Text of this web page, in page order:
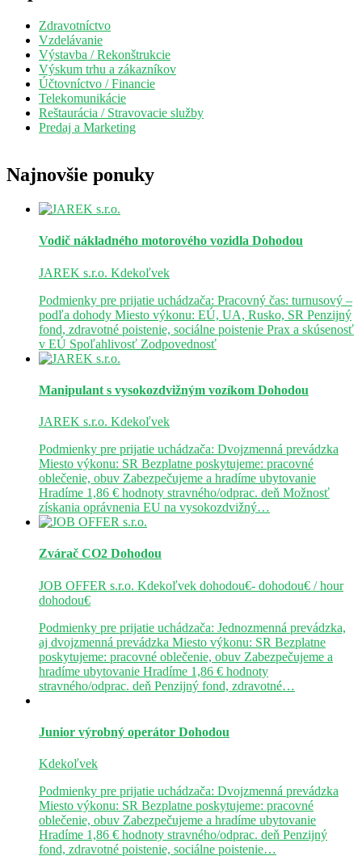
Zdravotníctvo
Vzdelávanie
Výstavba / Rekonštrukcie
Výskum trhu a zákazníkov
Účtovníctvo / Financie
Telekomunikácie
Reštaurácia / Stravovacie služby
Predaj a Marketing
Najnovšie ponuky
Vodič nákladného motorového vozidla Dohodou
JAREK s.r.o. Kdekoľvek
Podmienky pre prijatie uchádzača: Pracovný čas: turnusový –
podľa dohody Miesto výkonu: EÚ, UA, Rusko, SR Penzijný
fond, zdravotné poistenie, sociálne poistenie Prax a skúsenosť
v EÚ Spoľahlivosť Zodpovednosť
Manipulant s vysokozdvižným vozíkom Dohodou
JAREK s.r.o. Kdekoľvek
Podmienky pre prijatie uchádzača: Dvojzmenná prevádzka
Miesto výkonu: SR Bezplatne poskytujeme: pracovné
oblečenie, obuv Zabezpečujeme a hradíme ubytovanie
Hradíme 1,86 € hodnoty stravného/odprac. deň Možnosť
získania oprávnenia EU na vysokozdvižný…
Zvárač CO2 Dohodou
JOB OFFER s.r.o. Kdekoľvek dohodou€- dohodou€ / hour
dohodou€
Podmienky pre prijatie uchádzača: Jednozmenná prevádzka,
aj dvojzmenná prevádzka Miesto výkonu: SR Bezplatne
poskytujeme: pracovné oblečenie, obuv Zabezpečujeme a
hradíme ubytovanie Hradíme 1,86 € hodnoty
stravného/odprac. deň Penzijný fond, zdravotné…
Junior výrobný operátor Dohodou
Kdekoľvek
Podmienky pre prijatie uchádzača: Dvojzmenná prevádzka
Miesto výkonu: SR Bezplatne poskytujeme: pracovné
oblečenie, obuv Zabezpečujeme a hradíme ubytovanie
Hradíme 1,86 € hodnoty stravného/odprac. deň Penzijný
fond, zdravotné poistenie, sociálne poistenie…